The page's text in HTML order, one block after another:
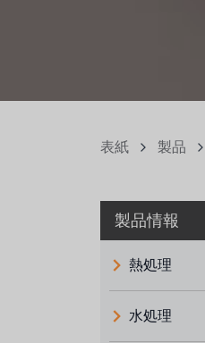
表紙 製品
製品情報
熱処理
水処理